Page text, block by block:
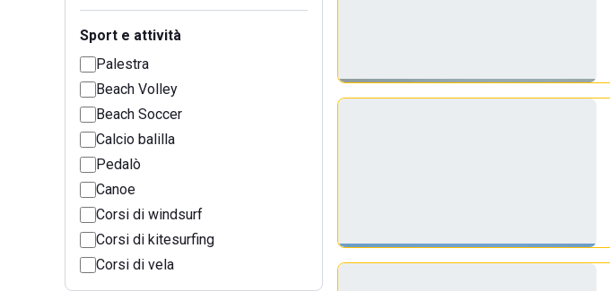
Sport e attività
Palestra
Beach Volley
Beach Soccer
Calcio balilla
Pedalò
Canoe
Corsi di windsurf
Corsi di kitesurfing
Corsi di vela